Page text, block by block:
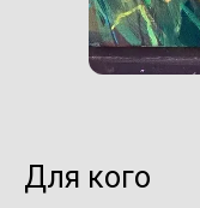
Для кого